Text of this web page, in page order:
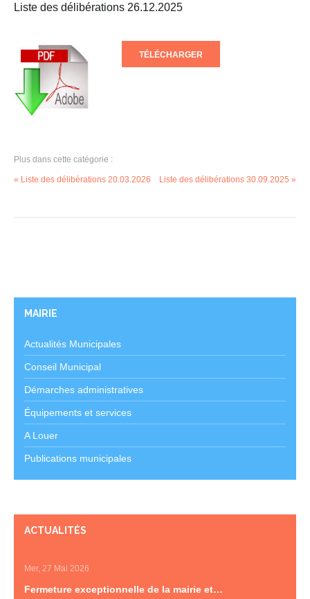
Liste des délibérations 26.12.2025
TÉLÉCHARGER
Plus dans cette catégorie :
« Liste des délibérations 20.03.2026 Liste des délibérations 30.09.2025 »
MAIRIE
Actualités Municipales
Conseil Municipal
Démarches administratives
Équipements et services
A Louer
Publications municipales
ACTUALITÉS
Mer, 27 Mai 2026
Fermeture exceptionnelle de la mairie et…